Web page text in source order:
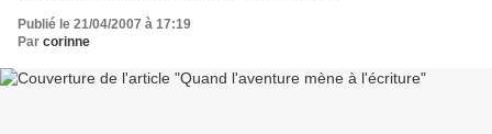
Publié le 21/04/2007 à 17:19
Par corinne